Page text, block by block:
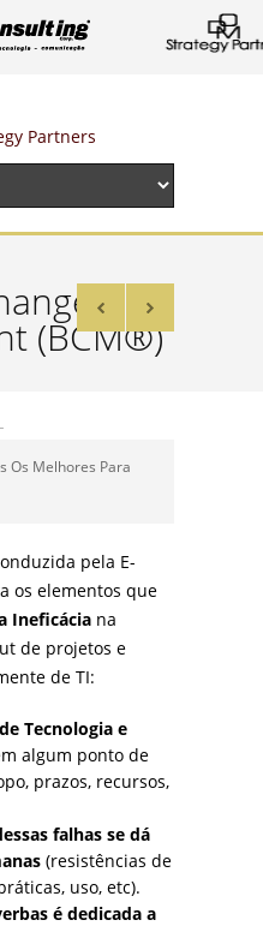
(BCM®)
Os Melhores Para
pela E-
os elementos que
Ineficácia na
de projetos e
de TI:
Tecnologia e
algum ponto de
prazos, recursos,
falhas se dá
(resistências de
uso, etc).
é dedicada a